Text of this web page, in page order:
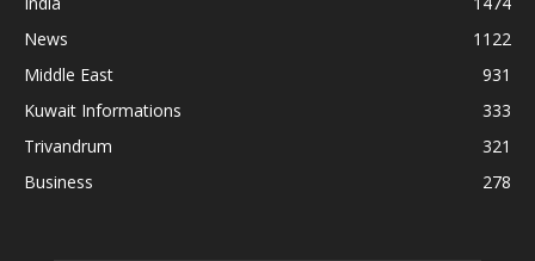
News
1122
Middle East
931
Kuwait Informations
333
Trivandrum
321
Business
278